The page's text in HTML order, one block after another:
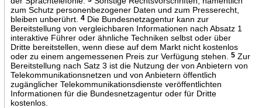
zum Schutz personenbezogener Daten und zum Presserecht,
bleiben unberührt.
4Die Bundesnetzagentur kann zur
Bereitstellung von vergleichbaren Informationen nach Absatz 1
interaktive Führer oder ähnliche Techniken selbst oder über
Dritte bereitstellen, wenn diese auf dem Markt nicht kostenlos
oder zu einem angemessenen Preis zur Verfügung stehen.
5Zur
Bereitstellung nach Satz 3 ist die Nutzung der von Anbietern von
Telekommunikationsnetzen und von Anbietern öffentlich
zugänglicher Telekommunikationsdienste veröffentlichten
Informationen für die Bundesnetzagentur oder für Dritte
kostenlos.